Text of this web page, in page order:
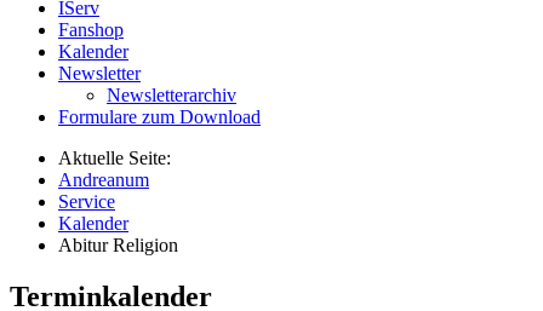
IServ
Fanshop
Kalender
Newsletter
Newsletterarchiv
Formulare zum Download
Aktuelle Seite:
Andreanum
Service
Kalender
Abitur Religion
Terminkalender